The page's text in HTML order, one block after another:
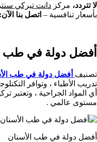
لا تتردد، مركز دانت تيركي سنتر
بأسعار تنافسية – اتصل بنا الآن: 00905511201866
أفضل دولة في طب
تصنيف أفضل دولة في طب
تدريب الأطباء ، وتوافر
أي المواد الجراحية ، وتعتبر
مستوى عالمي .
أفضل دولة في طب الأسنان